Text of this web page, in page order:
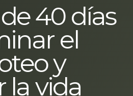
40 días
el
y
la vida